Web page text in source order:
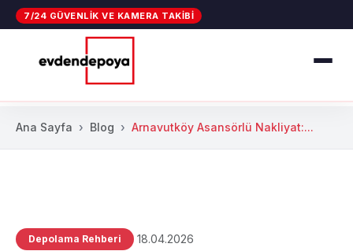
7/24 GÜVENLIK VE KAMERA TAKIBI
Ana Sayfa Blog Arnavutköy Asansörlü Nakliyat:...
Depolama Rehberi 18.04.2026